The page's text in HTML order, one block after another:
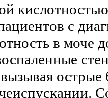
с
в моче
острые